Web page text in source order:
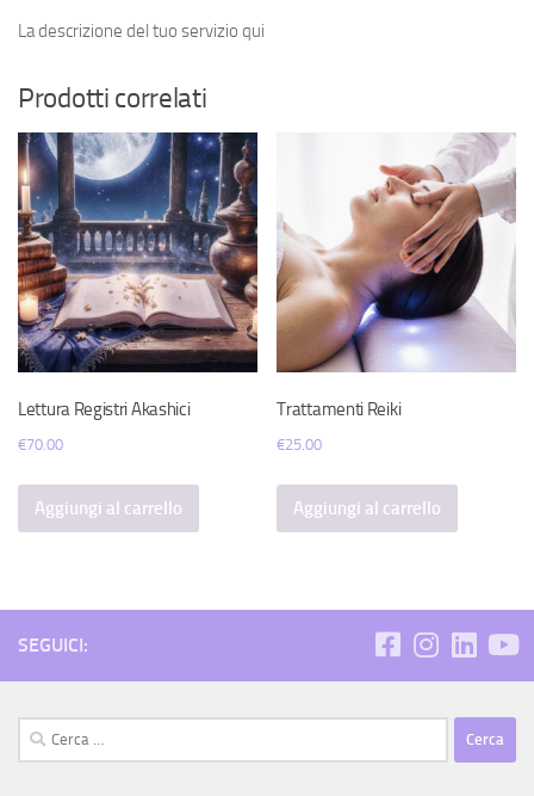
La descrizione del tuo servizio qui
Prodotti correlati
Lettura Registri Akashici
€70.00
Aggiungi al carrello
Trattamenti Reiki
€25.00
Aggiungi al carrello
SEGUICI:
Ricerca
per: